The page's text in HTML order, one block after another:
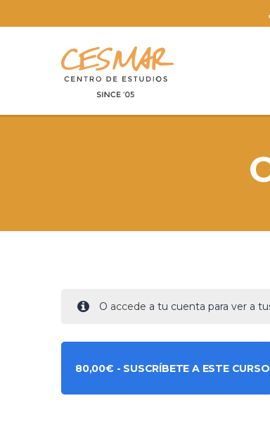
O accede a tu cuenta para ver a
80,00€ - SUSCRÍBETE A ESTE CURSO